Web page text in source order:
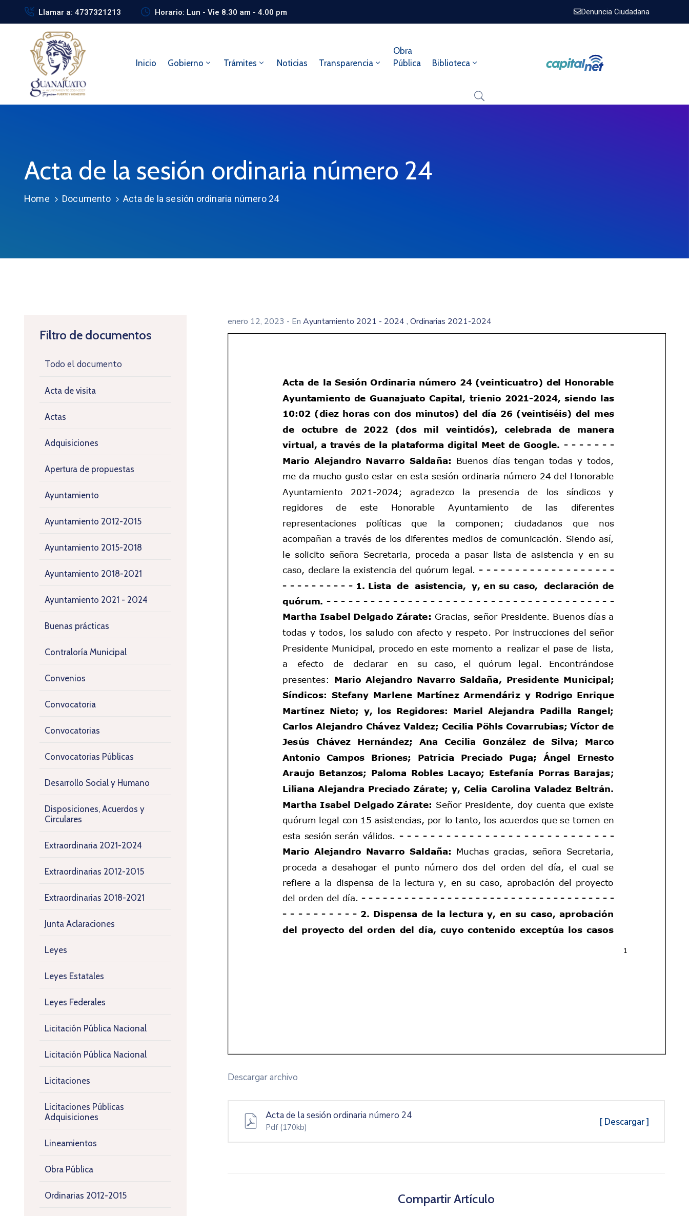
Llamar a: 4737321213 Horario: Lun - Vie 8.30 am - 4.00 pm Denuncia Ciudadana
Inicio Gobierno Trámites Noticias Transparencia
Obra
Pública
Biblioteca
Acta de la sesión ordinaria número 24
Home Documento Acta de la sesión ordinaria número 24
Filtro de documentos
Todo el documento
Acta de visita
Actas
Adquisiciones
Apertura de propuestas
Ayuntamiento
Ayuntamiento 2012-2015
Ayuntamiento 2015-2018
Ayuntamiento 2018-2021
Ayuntamiento 2021 - 2024
Buenas prácticas
Contraloría Municipal
Convenios
Convocatoria
Convocatorias
Convocatorias Públicas
Desarrollo Social y Humano
Disposiciones, Acuerdos y
Circulares
Extraordinaria 2021-2024
Extraordinarias 2012-2015
Extraordinarias 2018-2021
Junta Aclaraciones
Leyes
Leyes Estatales
Leyes Federales
Licitación Pública Nacional
Licitación Pública Nacional
Licitaciones
Licitaciones Públicas
Adquisiciones
Lineamientos
Obra Pública
Ordinarias 2012-2015
enero 12, 2023 - En Ayuntamiento 2021 - 2024 , Ordinarias 2021-2024
Descargar archivo
Acta de la sesión ordinaria número 24
Pdf (170kb) [ Descargar ]
Compartir Artículo